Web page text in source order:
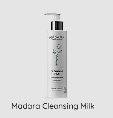
Madara Cleansing Milk